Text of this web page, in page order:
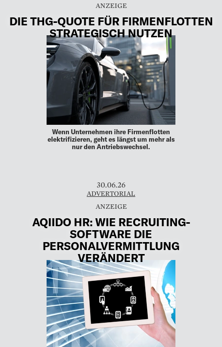
DIE THG-QUOTE FÜR FIRMENFLOTTEN
STRATEGISCH NUTZEN
Wenn Unternehmen ihre Firmenflotten
elektrifizieren, geht es längst um mehr als
nur den Antriebswechsel.
30.06.26
ADVERTORIAL
AQIIDO HR: WIE RECRUITING-
SOFTWARE DIE
PERSONALVERMITTLUNG
VERÄNDERT